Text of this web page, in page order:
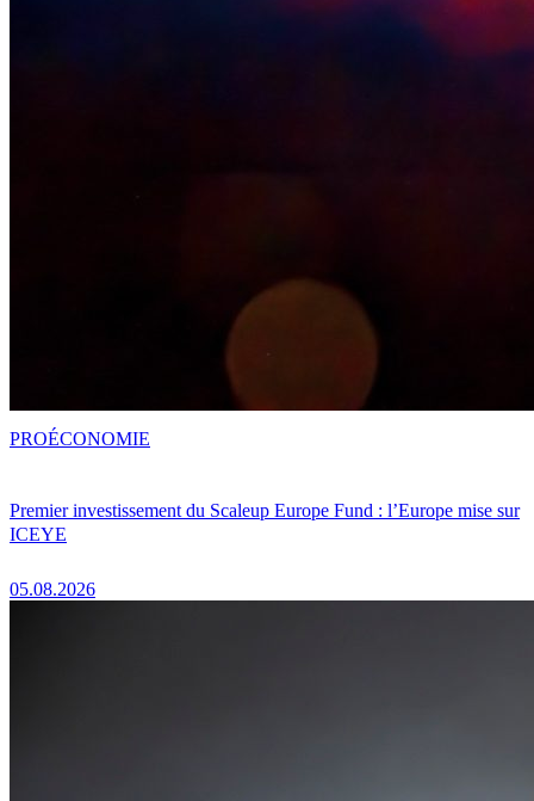
Premier investissement du Scaleup Europe Fund : l’Europe mise sur
ICEYE
05.08.2026
PROÉCONOMIE